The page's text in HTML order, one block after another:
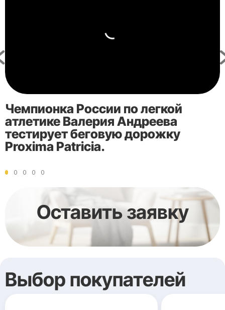
Чемпионка России по легкой
атлетике Валерия Андреева
тестирует беговую дорожку
Proxima Patricia.
Оставить заявку
Выбор покупателей